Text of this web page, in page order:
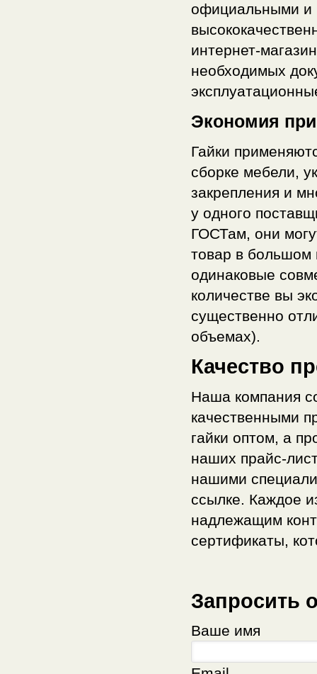
официальными и
интернет-
необходимых
Экономия
Гайки
сборке мебели,
закрепления и
у одного
ГОСТам, они
товар в большом
одинаковые
количестве вы
существенно
объемах).
Качество
Наша компания
качественными
гайки оптом, а
наших прайс-
нашими
ссылке. Каждое
надлежащим
сертификаты,
Запросить
Ваше имя